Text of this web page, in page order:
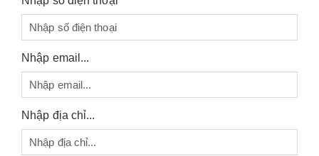
Nhập email...
Nhập địa chỉ...